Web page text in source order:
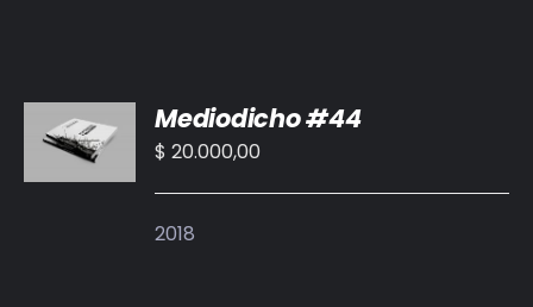
AL
CARRITO
/
Mediodicho #44
$ 20.000,00
2018